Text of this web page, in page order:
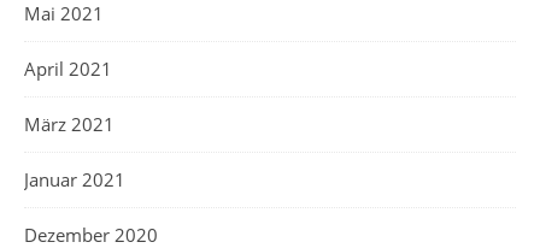
Mai 2021
April 2021
März 2021
Januar 2021
Dezember 2020